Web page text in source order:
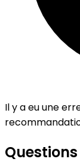
Il y a eu une